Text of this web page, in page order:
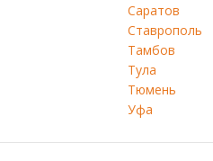
Саратов
Ставрополь
Тамбов
Тула
Тюмень
Уфа